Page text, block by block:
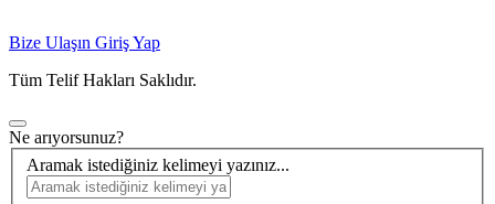
Bize Ulaşın Giriş Yap
Tüm Telif Hakları Saklıdır.
Ne arıyorsunuz?
Aramak istediğiniz kelimeyi yazınız...